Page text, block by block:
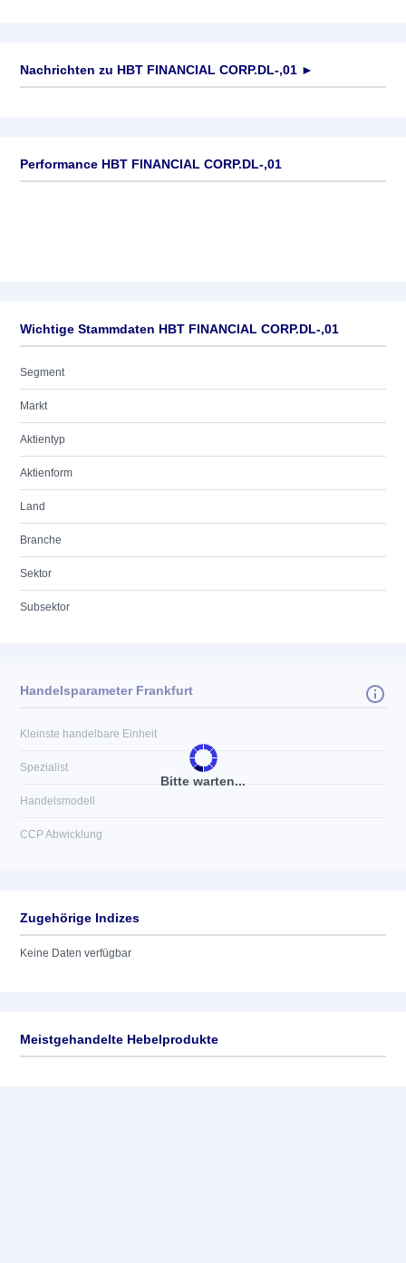
Nachrichten zu HBT FINANCIAL CORP.DL-,01 ►
Performance HBT FINANCIAL CORP.DL-,01
Wichtige Stammdaten HBT FINANCIAL CORP.DL-,01
Segment
Markt
Aktientyp
Aktienform
Land
Branche
Sektor
Subsektor
Bitte warten...
Handelsparameter Frankfurt
Kleinste handelbare Einheit
Spezialist
Handelsmodell
CCP Abwicklung
Zugehörige Indizes
Keine Daten verfügbar
Meistgehandelte Hebelprodukte